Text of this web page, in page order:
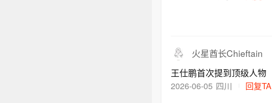
火星酋长Chieftain
王仕鹏首次提到顶级人物
2026-06-05 四川 回复TA